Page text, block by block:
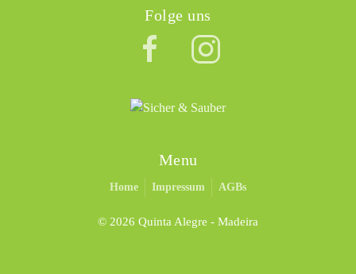
Folge uns
Menu
Home Impressum AGBs
© 2026 Quinta Alegre - Madeira